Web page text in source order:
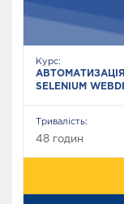
Курс:
SELENIUM
Тривалість:
48 годин